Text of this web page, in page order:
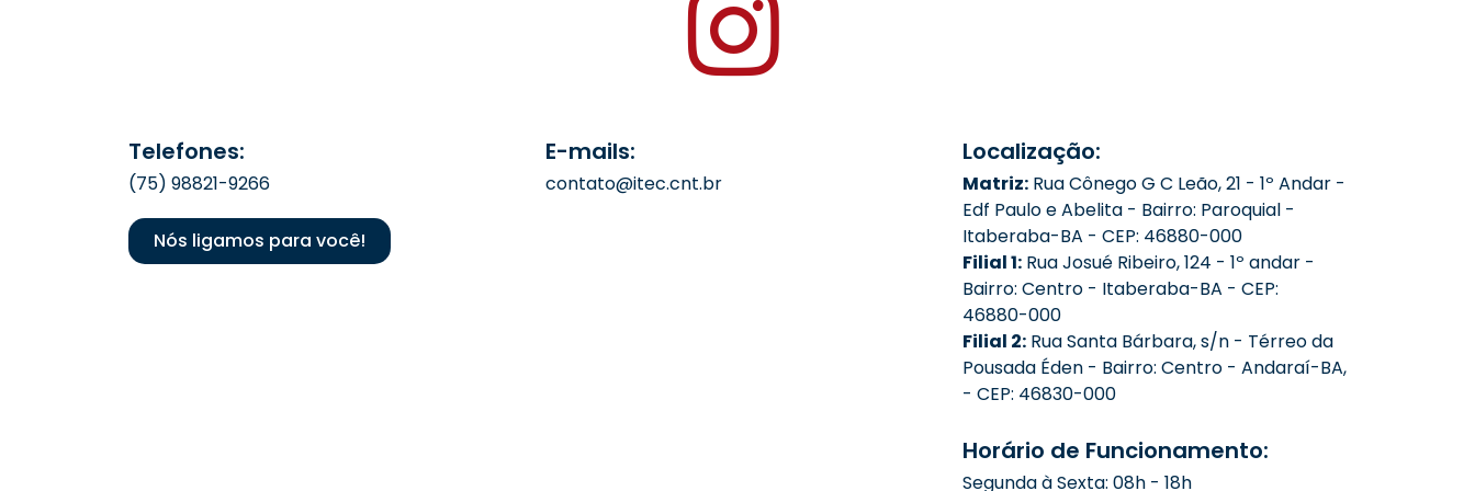
Telefones:
(75) 98821-9266
Nós ligamos para você!
E-mails:
contato@itec.cnt.br
Localização:
Matriz: Rua Cônego G C Leão, 21 - 1º Andar -
Edf Paulo e Abelita - Bairro: Paroquial -
Itaberaba-BA - CEP: 46880-000
Filial 1: Rua Josué Ribeiro, 124 - 1º andar -
Bairro: Centro - Itaberaba-BA - CEP:
46880-000
Filial 2: Rua Santa Bárbara, s/n - Térreo da
Pousada Éden - Bairro: Centro - Andaraí-BA,
- CEP: 46830-000
Horário de Funcionamento:
Segunda à Sexta: 08h - 18h